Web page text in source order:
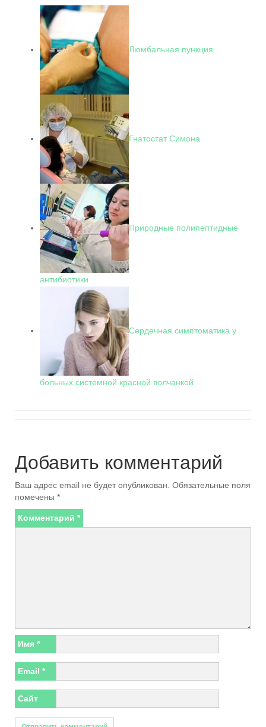
Люмбальная пункция
Гнатостат Симона
Природные полипептидные
антибиотики
Сердечная симптоматика у
больных системной красной волчанкой
Добавить комментарий
Ваш адрес email не будет опубликован. Обязательные поля
помечены *
Комментарий *
Имя *
Email *
Сайт